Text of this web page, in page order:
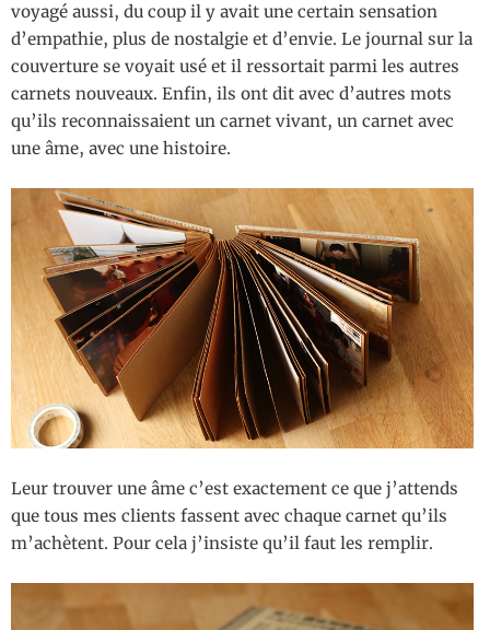
voyagé aussi, du coup il y avait une certain sensation
d’empathie, plus de nostalgie et d’envie. Le journal sur la
couverture se voyait usé et il ressortait parmi les autres
carnets nouveaux. Enfin, ils ont dit avec d’autres mots
qu’ils reconnaissaient un carnet vivant, un carnet avec
une âme, avec une histoire.
Leur trouver une âme c’est exactement ce que j’attends
que tous mes clients fassent avec chaque carnet qu’ils
m’achètent. Pour cela j’insiste qu’il faut les remplir.